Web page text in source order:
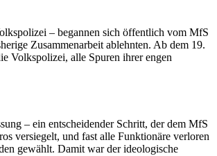
– begannen sich öffentlich vom MfS
Zusammenarbeit ablehnten. Ab dem 19.
Volkspolizei, alle Spuren ihrer engen
– ein entscheidender Schritt, der dem MfS
versiegelt, und fast alle Funktionäre verloren
gewählt. Damit war der ideologische